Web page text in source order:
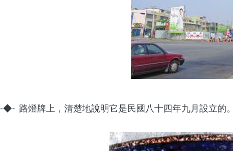
-◆- 路燈牌上，清楚地說明它是民國八十四年九月設立的。